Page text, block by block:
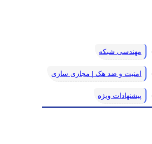
مهندسی شبکه
امنیت و ضد هک | مجازی سازی
پیشنهادات ویژه